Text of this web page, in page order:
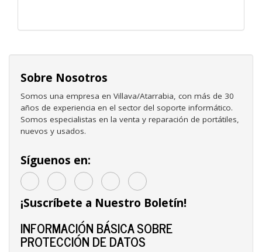
Sobre Nosotros
Somos una empresa en Villava/Atarrabia, con más de 30
años de experiencia en el sector del soporte informático.
Somos especialistas en la venta y reparación de portátiles,
nuevos y usados.
Síguenos en:
¡Suscríbete a Nuestro Boletín!
INFORMACIÓN BÁSICA SOBRE
PROTECCIÓN DE DATOS